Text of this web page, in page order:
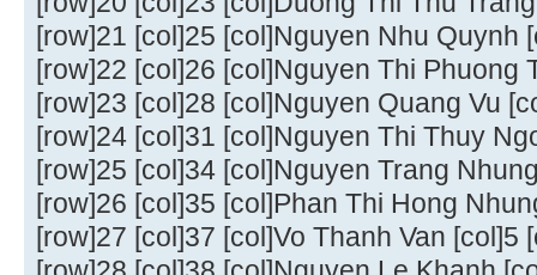
[row]21 [col]25 [col]Nguyen Nhu Quynh
[row]22 [col]26 [col]Nguyen Thi Phuong
[row]23 [col]28 [col]Nguyen Quang Vu
[row]24 [col]31 [col]Nguyen Thi Thuy
[row]25 [col]34 [col]Nguyen Trang
[row]26 [col]35 [col]Phan Thi Hong
[row]27 [col]37 [col]Vo Thanh Van [col]5